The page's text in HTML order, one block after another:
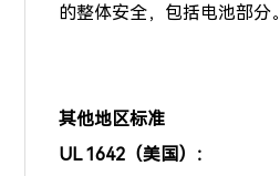
的整体安全，包括电池部分。
其他地区标准
UL 1642（美国）：